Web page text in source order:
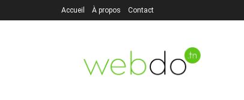
Accueil À propos Contact